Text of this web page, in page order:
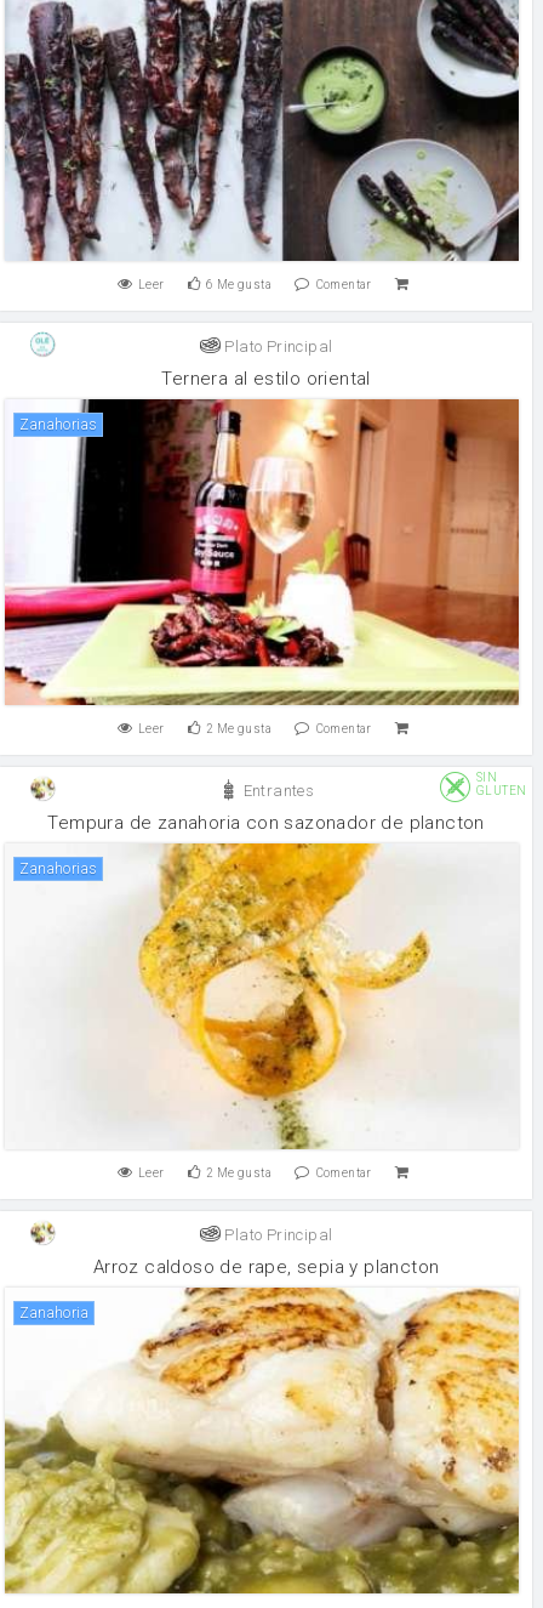
Leer 6 Me gusta Comentar
Plato Principal
Ternera al estilo oriental
zanahorias
Leer 2 Me gusta Comentar
Entrantes
SIN
GLUTEN
Tempura de zanahoria con sazonador de plancton
zanahorias
Leer 2 Me gusta Comentar
Plato Principal
Arroz caldoso de rape, sepia y plancton
zanahoria